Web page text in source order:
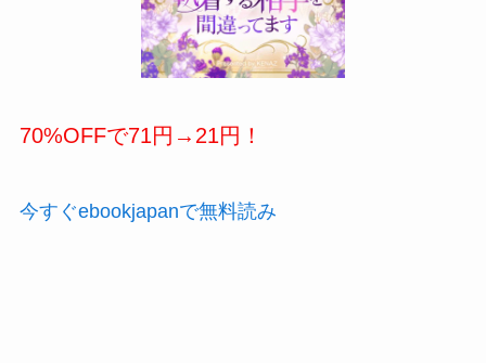
70%OFFで71円→ 21円 ！
今すぐebookjapanで無料読み